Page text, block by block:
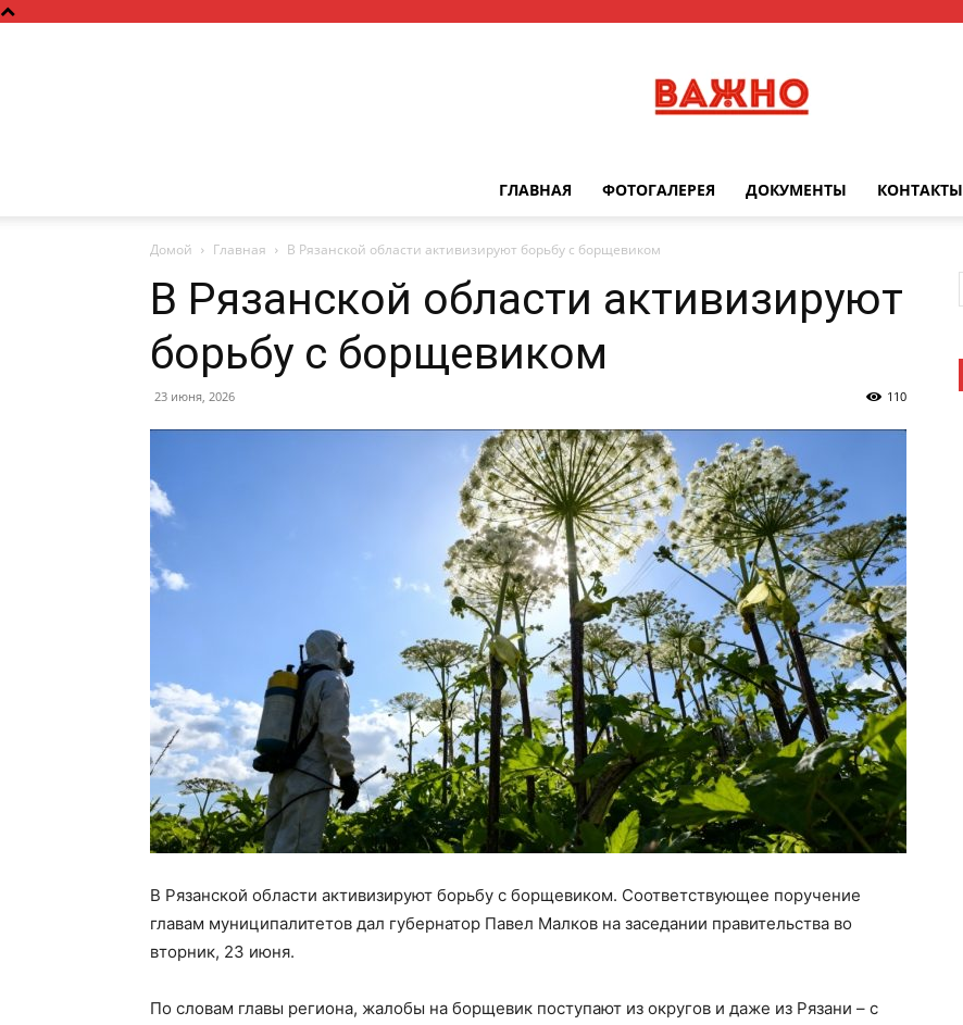
Важно
ГЛАВНАЯ ФОТОГАЛЕРЕЯ ДОКУМЕНТЫ КОНТАКТЫ
Домой Главная В Рязанской области активизируют борьбу с борщевиком
В Рязанской области активизируют
борьбу с борщевиком
23 июня, 2026 110
В Рязанской области активизируют борьбу с борщевиком. Соответствующее поручение
главам муниципалитетов дал губернатор Павел Малков на заседании правительства во
вторник, 23 июня.
По словам главы региона, жалобы на борщевик поступают из округов и даже из Рязани – с